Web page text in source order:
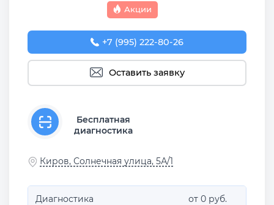
Акции
+7 (995) 222-80-26
Оставить заявку
Бесплатная
диагностика
Киров, Солнечная улица, 5А/1
Диагностика от 0 руб.